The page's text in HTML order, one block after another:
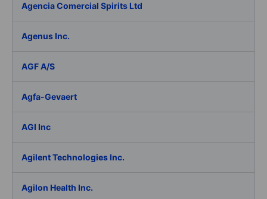
Agencia Comercial Spirits Ltd
Agenus Inc.
AGF A/S
Agfa-Gevaert
AGI Inc
Agilent Technologies Inc.
Agilon Health Inc.